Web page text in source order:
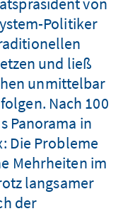
Politiker
und ließ
unmittelbar
Nach 100
Panorama in
Die Probleme
Mehrheiten im
langsamer
der